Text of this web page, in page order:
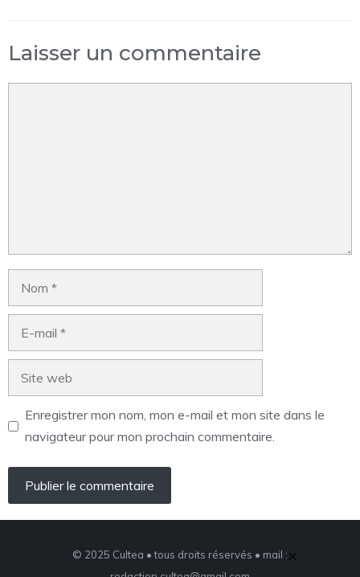
Laisser un commentaire
Enregistrer mon nom, mon e-mail et mon site dans le
navigateur pour mon prochain commentaire.
© 2025 Cultea • tous droits réservés • mail :×